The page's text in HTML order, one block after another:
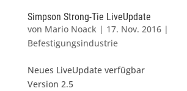
Simpson Strong-Tie LiveUpdate
von Mario Noack| 17. Nov. 2016|
Befestigungsindustrie
Neues LiveUpdate verfügbar
Version 2.5